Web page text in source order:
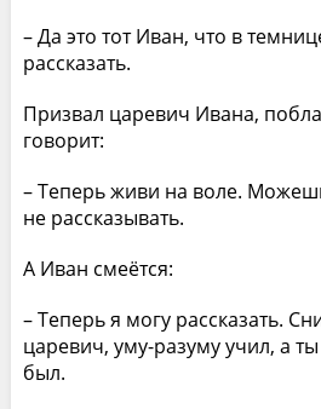
– Да это тот Иван, что в
рассказать.
Призвал царевич Ивана,
говорит:
– Теперь живи на воле.
не рассказывать.
А Иван смеётся:
– Теперь я могу рассказать.
царевич, уму-разуму учил, а
был.